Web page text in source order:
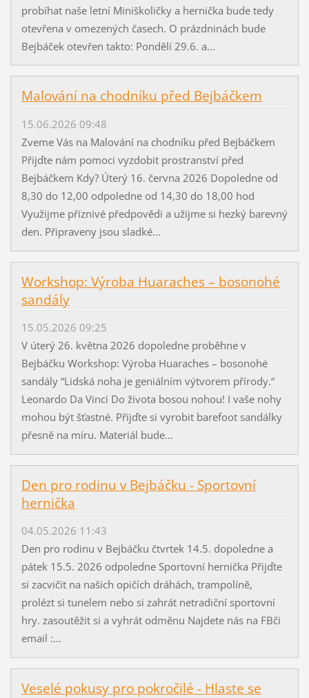
probíhat naše letní Miniškoličky a hernička bude tedy
otevřena v omezených časech. O prázdninách bude
Bejbáček otevřen takto: Pondělí 29.6. a...
Malování na chodníku před Bejbáčkem
15.06.2026 09:48
Zveme Vás na Malování na chodníku před Bejbáčkem
Přijďte nám pomoci vyzdobit prostranství před
Bejbáčkem Kdy? Úterý 16. června 2026 Dopoledne od
8,30 do 12,00 odpoledne od 14,30 do 18,00 hod
Využijme příznivé předpovědi a užijme si hezký barevný
den. Připraveny jsou sladké...
Workshop: Výroba Huaraches – bosonohé
sandály
15.05.2026 09:25
V úterý 26. května 2026 dopoledne proběhne v
Bejbáčku Workshop: Výroba Huaraches – bosonohé
sandály “Lidská noha je geniálním výtvorem přírody.“
Leonardo Da Vinci Do života bosou nohou! I vaše nohy
mohou být šťastné. Přijďte si vyrobit barefoot sandálky
přesně na míru. Materiál bude...
Den pro rodinu v Bejbáčku - Sportovní
hernička
04.05.2026 11:43
Den pro rodinu v Bejbáčku čtvrtek 14.5. dopoledne a
pátek 15.5. 2026 odpoledne Sportovní hernička Přijďte
si zacvičit na našich opičích dráhách, trampolíně,
prolézt si tunelem nebo si zahrát netradiční sportovní
hry. zasoutěžit si a vyhrát odměnu Najdete nás na FBči
email :...
Veselé pokusy pro pokročilé - Hlaste se